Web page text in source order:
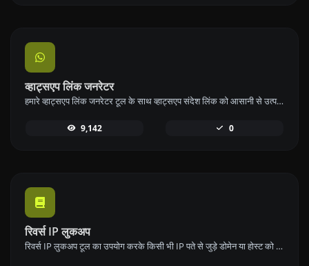
व्हाट्सएप लिंक जनरेटर
हमारे व्हाट्सएप लिंक जनरेटर टूल के साथ व्हाट्सएप संदेश लिंक को आसानी से उत्पन्न करें और त्वरित संचार करें।
9,142 0
रिवर्स IP लुकअप
रिवर्स IP लुकअप टूल का उपयोग करके किसी भी IP पते से जुड़े डोमेन या होस्ट को जल्दी और आसानी से खोजें।